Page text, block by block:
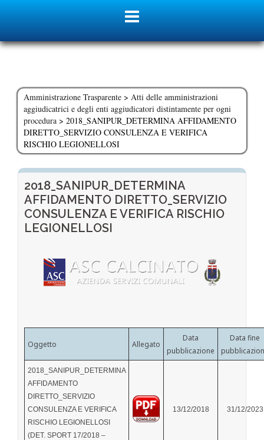
content
Amministrazione Trasparente > Atti delle amministrazioni
aggiudicatrici e degli enti aggiudicatori distintamente per ogni
procedura > 2018_SANIPUR_DETERMINA AFFIDAMENTO
DIRETTO_SERVIZIO CONSULENZA E VERIFICA
RISCHIO LEGIONELLOSI
2018_SANIPUR_DETERMINA
AFFIDAMENTO DIRETTO_SERVIZIO
CONSULENZA E VERIFICA RISCHIO
LEGIONELLOSI
Oggetto Allegato
Data
pubblicazione
Data fine
2018_SANIPUR_DETERMINA
AFFIDAMENTO
DIRETTO_SERVIZIO
CONSULENZA E VERIFICA
RISCHIO LEGIONELLOSI
(DET. SPORT 17/2018 –
13/12/2018 31/12/2023